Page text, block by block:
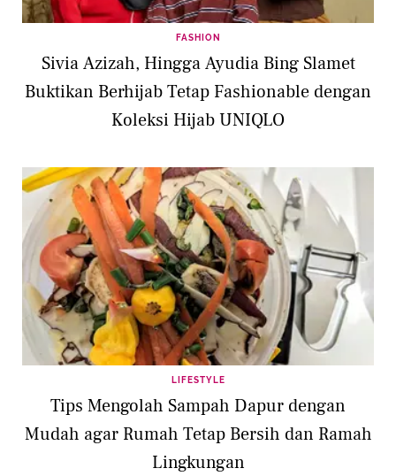
FASHION
Sivia Azizah, Hingga Ayudia Bing Slamet
Buktikan Berhijab Tetap Fashionable dengan
Koleksi Hijab UNIQLO
LIFESTYLE
Tips Mengolah Sampah Dapur dengan
Mudah agar Rumah Tetap Bersih dan Ramah
Lingkungan